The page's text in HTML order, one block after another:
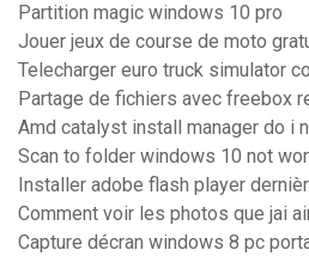
Partition magic windows 10 pro
Jouer jeux de course de moto
Telecharger euro truck simulator
Partage de fichiers avec freebox
Amd catalyst install manager do i
Scan to folder windows 10 not
Installer adobe flash player
Comment voir les photos que jai
Capture décran windows 8 pc